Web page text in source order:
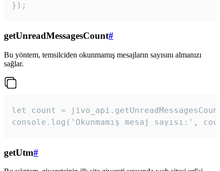
});
getUnreadMessagesCount#
Bu yöntem, temsilciden okunmamış mesajların sayısını almanızı
sağlar.
let count =
console.log('Okunmamış mesaj sayısı:',
getUtm#